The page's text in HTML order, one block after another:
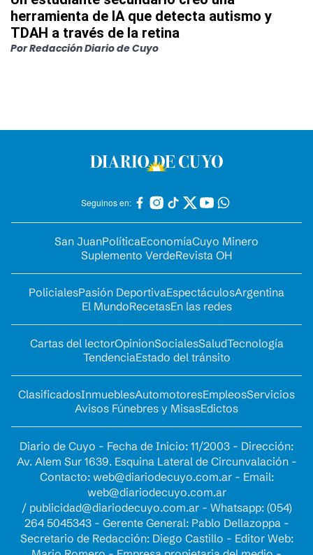
herramienta de IA que detecta autismo y
TDAH a través de la retina
PorRedacción Diario de Cuyo
Seguinos en:
San JuanPolíticaEconomíaCuyo Minero
Suplemento VerdeRevista OH
PolicialesPasión DeportivaEspectáculosArgentina
El MundoRecetasEn las redes
Cartas del lectorOpinionSocialesSaludTecnología
TendenciaEstado del tránsito
ClasificadosInmueblesAutomotoresEmpleosServicios
Avisos Fúnebres y MisasEdictos
Diario de Cuyo - Fecha de Inicio: 11/2003 - Dirección:
Av. Alem Sur 1639. Esquina Lateral de Circunvalación -
Contacto: web@diariodecuyo.com.ar- Email:
web@diariodecuyo.com.ar
/ publicidad@diariodecuyo.com.ar- Whatsapp: (054)
264 5045343 - Gerente General: Pablo Dellazoppa -
Secretario de Redacción: Diego Castillo - Editor Web: